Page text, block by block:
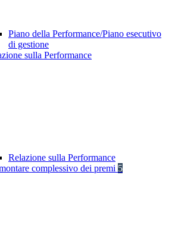
Piano della Performance/Piano esecutivo
di gestione
sulla Performance
Relazione sulla Performance
complessivo dei premi 5